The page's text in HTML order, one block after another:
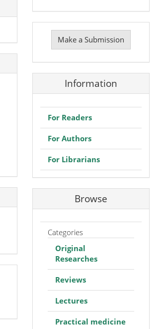
Make
Submission
Make a Submission
Information
For Readers
For Authors
For Librarians
Browse
Categories
Original
Researches
Reviews
Lectures
Practical medicine